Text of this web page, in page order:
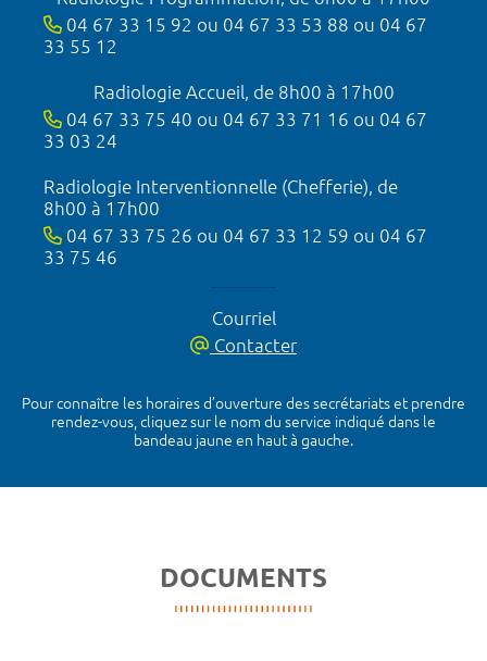
04 67 33 15 92 ou 04 67 33 53 88 ou 04 67
33 55 12
Radiologie Accueil, de 8h00 à 17h00
04 67 33 75 40 ou 04 67 33 71 16 ou 04 67
33 03 24
Radiologie Interventionnelle (Chefferie), de
8h00 à 17h00
04 67 33 75 26 ou 04 67 33 12 59 ou 04 67
33 75 46
Courriel
Contacter
Pour connaître les horaires d’ouverture des secrétariats et prendre
rendez-vous, cliquez sur le nom du service indiqué dans le
bandeau jaune en haut à gauche.
DOCUMENTS